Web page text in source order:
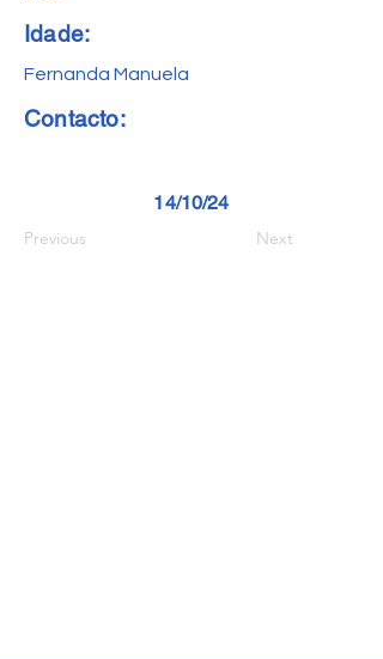
Idade:
Fernanda Manuela
Contacto:
14/10/24
Previous Next